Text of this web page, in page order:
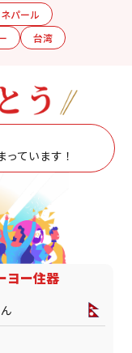
ネパール
台湾
ています！
ヨー住器